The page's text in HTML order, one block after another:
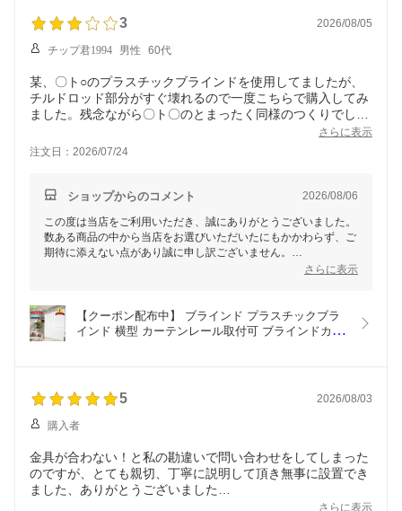
ブラインド
3 2026/08/05
チップ君1994 男性 60代
某、〇ト○のプラスチックブラインドを使用してましたが、
チルドロッド部分がすぐ壊れるので一度こちらで購入してみ
ました。残念ながら〇ト〇のとまったく同様のつくりでし
た。サイズ合わせしたので、今までのより３倍となりまし
た。残念です。
さらに表示
注文日：2026/07/24
ショップからのコメント 2026/08/06
この度は当店をご利用いただき、誠にありがとうございました。
数ある商品の中から当店をお選びいただいたにもかかわらず、ご
期待に添えない点があり誠に申し訳ございません。
頂戴いたしました貴重なご意見は真摯に受け止め、今後の商品改
イージーブラインド楽天市場店
スタッフ一同
さらに表示
【クーポン配布中】 ブラインド プラスチックブラ
インド 横型 カーテンレール取付可 ブラインドカー
ブラインド
5 2026/08/03
購入者
金具が合わない！と私の勘違いで問い合わせをしてしまった
のですが、とても親切、丁寧に説明して頂き無事に設置でき
ました、ありがとうございました
さらに表示